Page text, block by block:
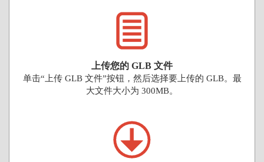
上传您的 GLB 文件
单击“上传 GLB 文件”按钮，然后选择要上传的 GLB。最
大文件大小为 300MB。